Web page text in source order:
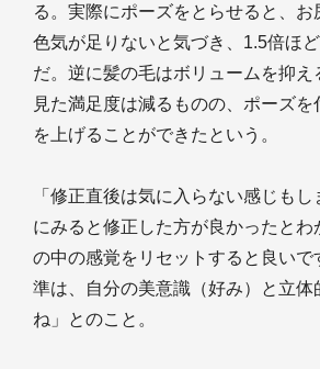
る。実際にポーズをとらせると、お
色気が足りないと気づき、1.5倍ほ
だ。逆に髪の毛はボリュームを抑え
見た満足度は減るものの、ポーズ
を上げることができたという。
「修正直後は気に入らない感じも
にみると修正した方が良かったとわ
の中の感覚をリセットすると良いで
準は、自分の美意識（好み）と立体
ね」とのこと。